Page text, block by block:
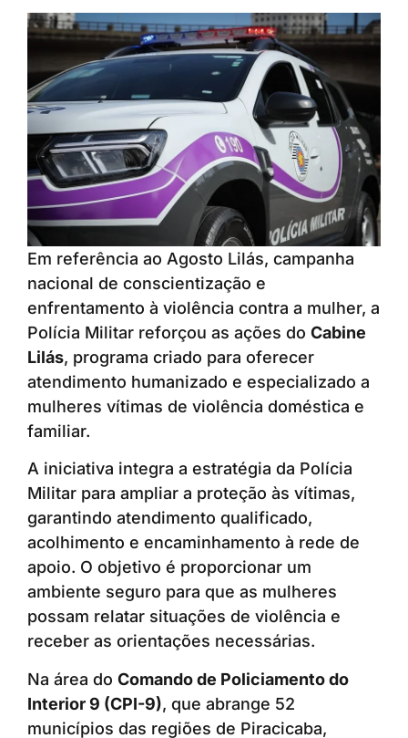
Em referência ao Agosto Lilás, campanha
nacional de conscientização e
enfrentamento à violência contra a mulher, a
Polícia Militar reforçou as ações do Cabine
Lilás, programa criado para oferecer
atendimento humanizado e especializado a
mulheres vítimas de violência doméstica e
familiar.
A iniciativa integra a estratégia da Polícia
Militar para ampliar a proteção às vítimas,
garantindo atendimento qualificado,
acolhimento e encaminhamento à rede de
apoio. O objetivo é proporcionar um
ambiente seguro para que as mulheres
possam relatar situações de violência e
receber as orientações necessárias.
Na área do Comando de Policiamento do
Interior 9 (CPI-9), que abrange 52
municípios das regiões de Piracicaba,